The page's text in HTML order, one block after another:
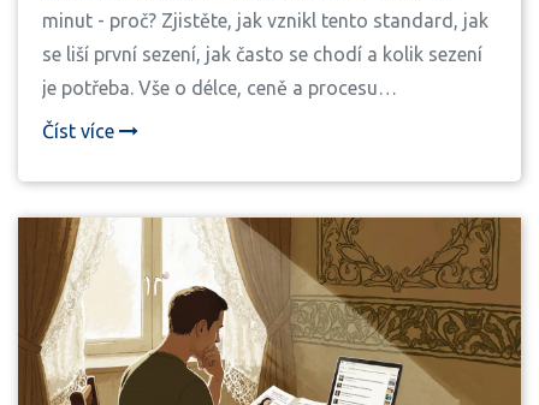
minut - proč? Zjistěte, jak vznikl tento standard, jak
se liší první sezení, jak často se chodí a kolik sezení
je potřeba. Vše o délce, ceně a procesu
psychoterapie v Česku.
Číst více